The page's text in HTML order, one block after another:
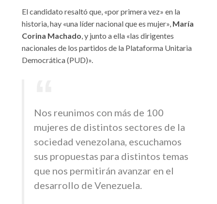
El candidato resaltó que, «por primera vez» en la
historia, hay «una líder nacional que es mujer», María
Corina Machado, y junto a ella «las dirigentes
nacionales de los partidos de la Plataforma Unitaria
Democrática (PUD)».
Nos reunimos con más de 100
mujeres de distintos sectores de la
sociedad venezolana, escuchamos
sus propuestas para distintos temas
que nos permitirán avanzar en el
desarrollo de Venezuela.